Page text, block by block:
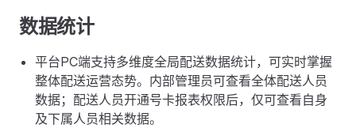
数据统计
平台PC端支持多维度全局配送数据统计，可实时掌握
整体配送运营态势。内部管理员可查看全体配送人员
数据；配送人员开通号卡报表权限后，仅可查看自身
及下属人员相关数据。